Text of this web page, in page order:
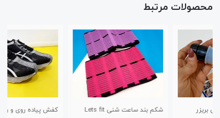
محصولات مرتبط
شکم بند ساعت شنی Lets fit
کفش پیاده روی و راحتی طرح